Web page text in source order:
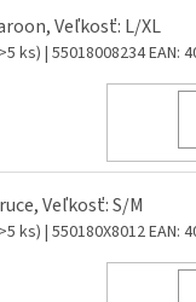
Veľkosť: L/XL
ks) | 55018008234EAN:
Veľkosť: S/M
ks) | 550180X8012EAN: